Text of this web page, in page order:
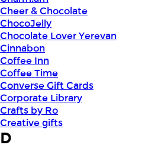
Cheer & Chocolate
ChocoJelly
Chocolate Lover Yerevan
Cinnabon
Coffee Inn
Coffee Time
Converse Gift Cards
Corporate Library
Crafts by Ro
Creative gifts
D